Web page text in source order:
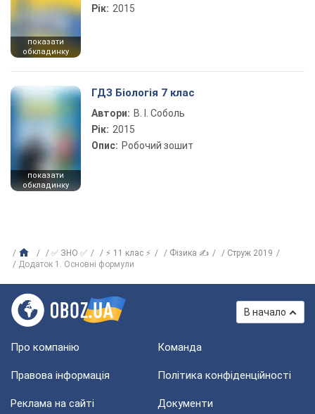
показати
обкладинку
Рік: 2015
показати
обкладинку
ГДЗ Біологія 7 клас
Автори: В. І. Соболь
Рік: 2015
Опис: Робочий зошит
✅ ЗНО ✅ ⚡ 11 клас ⚡ Фізика ✍
Струж 2019
Додаток 1. Основні формули
В начало
Про компанію Команда
Правова інформація Політика конфіденційності
Реклама на сайті Документи